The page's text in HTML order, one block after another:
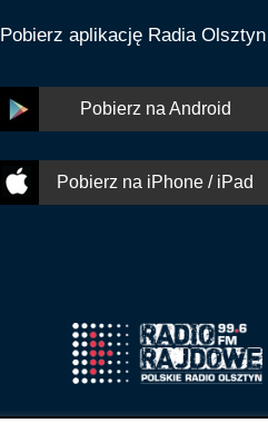
Pobierz aplikację Radia Olsztyn
Pobierz na Android
Pobierz na iPhone / iPad